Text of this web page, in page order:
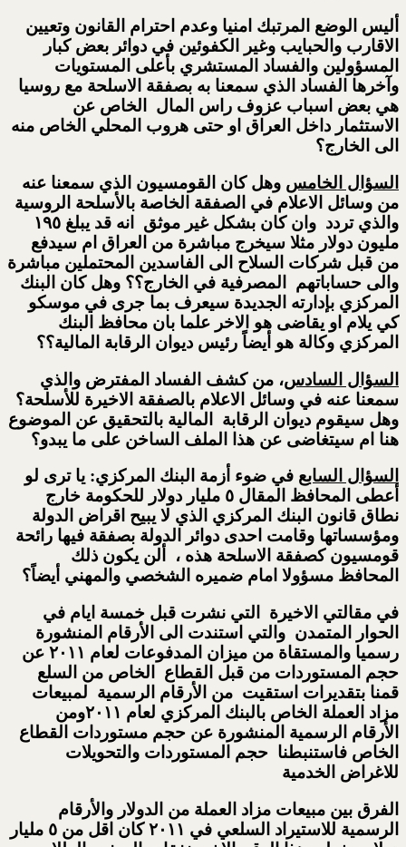
أليس الوضع المرتبك امنيا وعدم احترام القانون وتعيين
الاقارب والحبايب وغير الكفوئين في دوائر بعض كبار
المسؤولين والفساد المستشري بأعلى المستويات
وآخرها الفساد الذي سمعنا به بصفقة الاسلحة مع روسيا
هي بعض اسباب عزوف راس المال الخاص عن
الاستثمار داخل العراق او حتى هروب المحلي الخاص منه
الى الخارج؟
السؤال الخامس وهل كان القومسيون الذي سمعنا عنه
من وسائل الاعلام في الصفقة الخاصة بالأسلحة الروسية
والذي تردد وان كان بشكل غير موثق انه قد يبلغ ١٩٥
مليون دولار مثلا سيخرج مباشرة من العراق ام سيدفع
من قبل شركات السلاح الى الفاسدين المحتملين مباشرة
والى حساباتهم المصرفية في الخارج؟؟ وهل كان البنك
المركزي بإدارته الجديدة سيعرف بما جرى في موسكو
كي يلام او يقاضى هو الاخر علما بان محافظ البنك
المركزي وكالة هو أيضاً رئيس ديوان الرقابة المالية؟؟
السؤال السادس، من كشف الفساد المفترض والذي
سمعنا عنه في وسائل الاعلام بالصفقة الاخيرة للأسلحة؟
وهل سيقوم ديوان الرقابة المالية بالتحقيق عن الموضوع
هنا ام سيتغاضى عن هذا الملف الساخن على ما يبدو؟
السؤال السابع في ضوء أزمة البنك المركزي: يا ترى لو
أعطى المحافظ المقال ٥ مليار دولار للحكومة خارج
نطاق قانون البنك المركزي الذي لا يبيح اقراض الدولة
ومؤسساتها وقامت احدى دوائر الدولة بصفقة فيها رائحة
قومسيون كصفقة الاسلحة هذه ، ألن يكون ذلك
المحافظ مسؤولا امام ضميره الشخصي والمهني أيضاً؟
في مقالتي الاخيرة التي نشرت قبل خمسة ايام في
الحوار المتمدن والتي استندت الى الأرقام المنشورة
رسميا والمستقاة من ميزان المدفوعات لعام ٢٠١١ عن
حجم المستوردات من قبل القطاع الخاص من السلع
قمنا بتقديرات استقيت من الأرقام الرسمية لمبيعات
مزاد العملة الخاص بالبنك المركزي لعام ٢٠١١ومن
الأرقام الرسمية المنشورة عن حجم مستوردات القطاع
الخاص فاستنبطنا حجم المستوردات والتحويلات
للاغراض الخدمية
الفرق بين مبيعات مزاد العملة من الدولار والأرقام
الرسمية للاستيراد السلعي في ٢٠١١ كان اقل من ٥ مليار